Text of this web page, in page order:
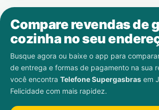
Compare revendas de
cozinha no seu
Busque agora ou baixe o app para
de entrega e formas de pagamento na sua
você encontra Telefone Supergasbras em
Felicidade com mais rapidez.